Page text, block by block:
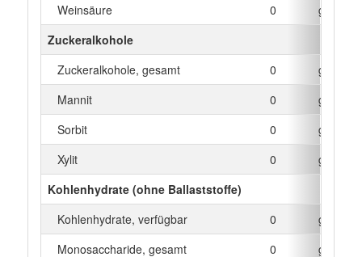
Weinsäure
0
g
Zuckeralkohole
Zuckeralkohole, gesamt
0
g
Mannit
0
g
Sorbit
0
g
Xylit
0
g
Kohlenhydrate (ohne Ballaststoffe)
Kohlenhydrate, verfügbar
0
g
Monosaccharide, gesamt
0
g